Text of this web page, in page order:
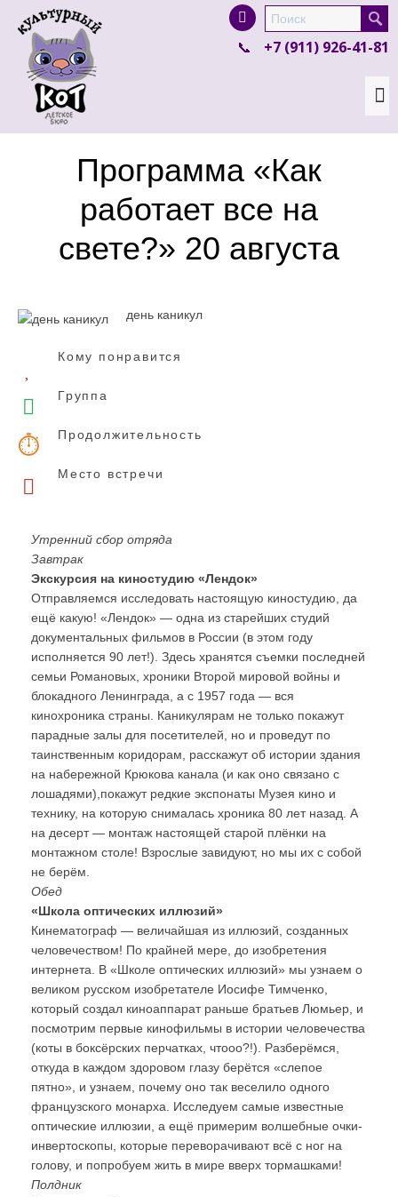
I'm looking for product in a size size .
Show me the
colour items.
+7 (911) 926-41-81
Программа «Как
работает все на
свете?» 20 августа
день каникул
Кому понравится
Группа
Продолжительность
Место встречи
Утренний сбор отряда
Завтрак
Экскурсия на киностудию «Лендок»
Отправляемся исследовать настоящую киностудию, да
ещё какую! «Лендок» — одна из старейших студий
документальных фильмов в России (в этом году
исполняется 90 лет!). Здесь хранятся съемки последней
семьи Романовых, хроники Второй мировой войны и
блокадного Ленинграда, а с 1957 года — вся
кинохроника страны. Каникулярам не только покажут
парадные залы для посетителей, но и проведут по
таинственным коридорам, расскажут об истории здания
на набережной Крюкова канала (и как оно связано с
лошадями),покажут редкие экспонаты Музея кино и
технику, на которую снималась хроника 80 лет назад. А
на десерт — монтаж настоящей старой плёнки на
монтажном столе! Взрослые завидуют, но мы их с собой
не берём.
Обед
«Школа оптических иллюзий»
Кинематограф — величайшая из иллюзий, созданных
человечеством! По крайней мере, до изобретения
интернета. В «Школе оптических иллюзий» мы узнаем о
великом русском изобретателе Иосифе Тимченко,
который создал киноаппарат раньше братьев Люмьер, и
посмотрим первые кинофильмы в истории человечества
(коты в боксёрских перчатках, чтооо?!). Разберёмся,
откуда в каждом здоровом глазу берётся «слепое
пятно», и узнаем, почему оно так веселило одного
французского монарха. Исследуем самые известные
оптические иллюзии, а ещё примерим волшебные очки-
инвертоскопы, которые переворачивают всё с ног на
голову, и попробуем жить в мире вверх тормашками!
Полдник